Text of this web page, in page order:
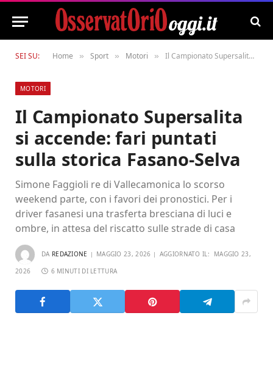
SEI SU: Home » Sport » Motori » Il Campionato Supersalita si accende: fari puntati sulla storica Fasano-Selva
MOTORI
Il Campionato Supersalita
si accende: fari puntati
sulla storica Fasano-Selva
Simone Faggioli re di Vallecamonica lo scorso
weekend parte, con i favori dei pronostici. Per i
driver fasanesi una trasferta bresciana di luci e
ombre, in attesa del riscatto sulle strade di casa
DA REDAZIONE MAGGIO 23, 2026 AGGIORNATO IL: MAGGIO 23,
2026 6 MINUTI DI LETTURA